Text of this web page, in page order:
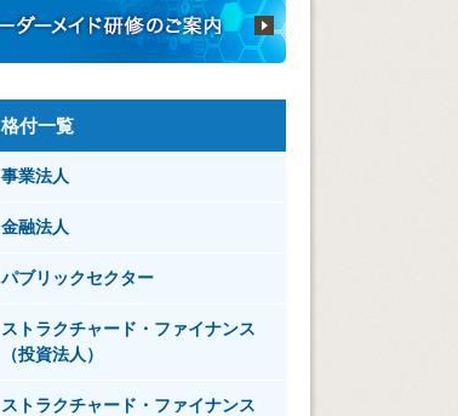
格付一覧
事業法人
金融法人
パブリックセクター
ストラクチャード・ファイナンス
（投資法人）
ストラクチャード・ファイナンス